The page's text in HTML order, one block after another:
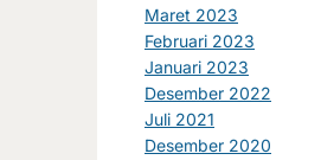
Maret 2023
Februari 2023
Januari 2023
Desember 2022
Juli 2021
Desember 2020